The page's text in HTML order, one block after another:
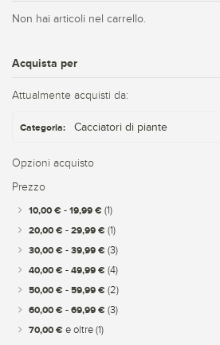
Non hai articoli nel carrello.
Acquista per
Attualmente acquisti da:
Categoria: Cacciatori di piante
Opzioni acquisto
Prezzo
10,00 € - 19,99 € (1)
20,00 € - 29,99 € (1)
30,00 € - 39,99 € (3)
40,00 € - 49,99 € (4)
50,00 € - 59,99 € (2)
60,00 € - 69,99 € (3)
70,00 € e oltre (1)